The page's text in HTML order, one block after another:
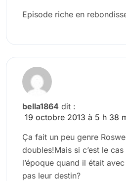
Episode riche en
bella1864 dit :
19 octobre 2013 à 5 h 38
Ça fait un peu genre
doubles!Mais si c’est le
l’époque quand il était
pas leur destin?